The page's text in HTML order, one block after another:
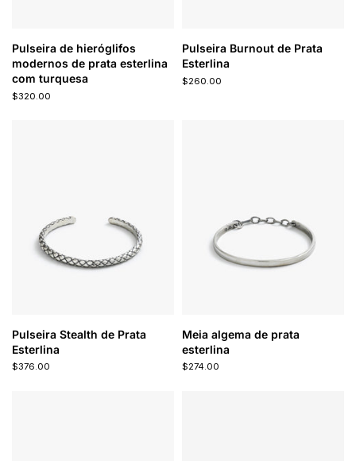
Pulseira de hieróglifos
modernos de prata esterlina
com turquesa
$320.00
Pulseira Burnout de Prata
Esterlina
$260.00
Pulseira Stealth de Prata
Esterlina
$376.00
Meia algema de prata
esterlina
$274.00